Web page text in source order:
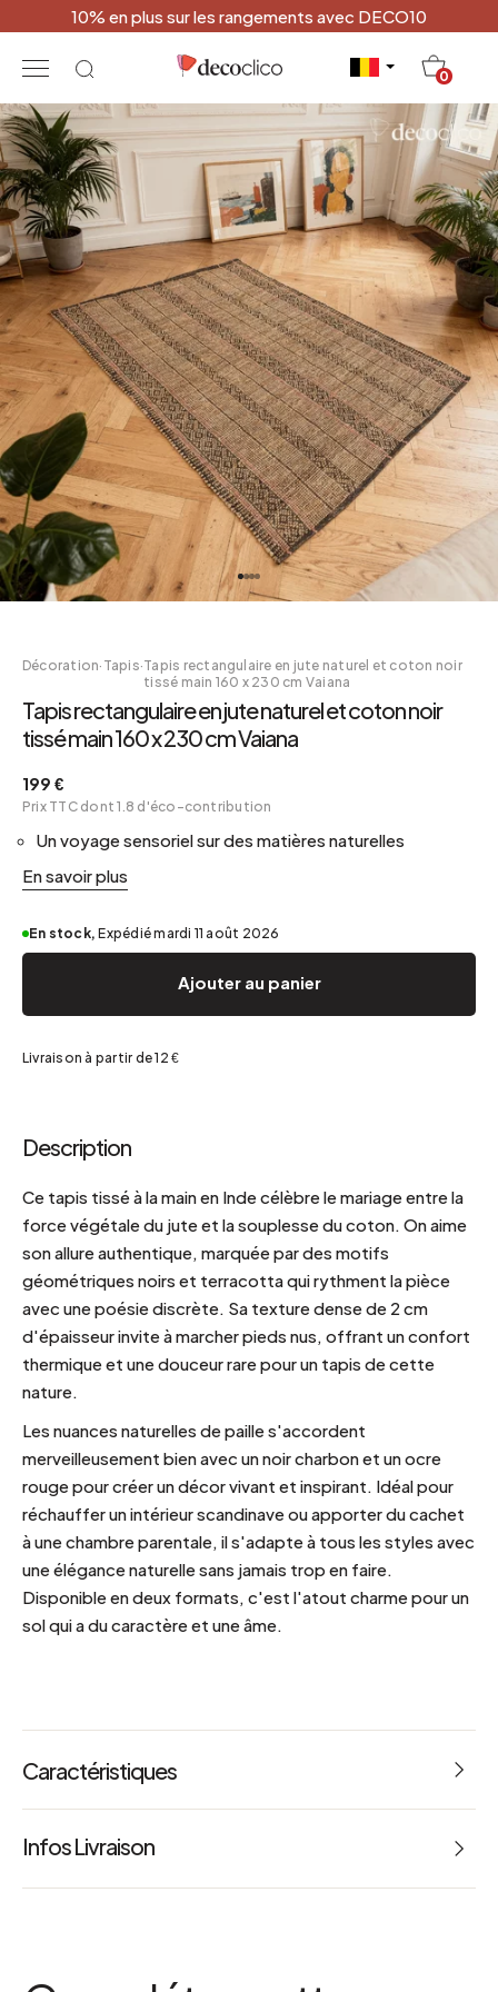
10% en plus sur les rangements avec DECO10
0
Décoration· Tapis·Tapis rectangulaire en jute naturel et coton noir
tissé main 160 x 230 cm Vaiana
Tapis rectangulaire en jute naturel et coton noir
tissé main 160 x 230 cm Vaiana
199 €
Prix TTC dont 1.8 d'éco-contribution
Un voyage sensoriel sur des matières naturelles
En savoir plus
En stock, Expédié mardi 11 août 2026
Ajouter au panier
Livraison à partir de 12 €
Description
Ce tapis tissé à la main en Inde célèbre le mariage entre la
force végétale du jute et la souplesse du coton. On aime
son allure authentique, marquée par des motifs
géométriques noirs et terracotta qui rythment la pièce
avec une poésie discrète. Sa texture dense de 2 cm
d'épaisseur invite à marcher pieds nus, offrant un confort
thermique et une douceur rare pour un tapis de cette
nature.
Les nuances naturelles de paille s'accordent
merveilleusement bien avec un noir charbon et un ocre
rouge pour créer un décor vivant et inspirant. Idéal pour
réchauffer un intérieur scandinave ou apporter du cachet
à une chambre parentale, il s'adapte à tous les styles avec
une élégance naturelle sans jamais trop en faire.
Disponible en deux formats, c'est l'atout charme pour un
sol qui a du caractère et une âme.
Caractéristiques
160 x 230 cm
Infos Livraison